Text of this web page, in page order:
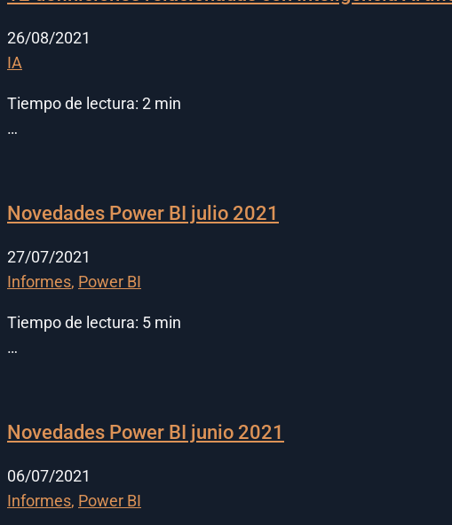
26/08/2021
IA
Tiempo de lectura: 2 min
…
Novedades Power BI julio 2021
27/07/2021
Informes, Power BI
Tiempo de lectura: 5 min
…
Novedades Power BI junio 2021
06/07/2021
Informes, Power BI